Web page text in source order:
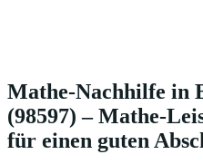
Mathe-Nachhilfe in
(98597) – Mathe-
für einen guten